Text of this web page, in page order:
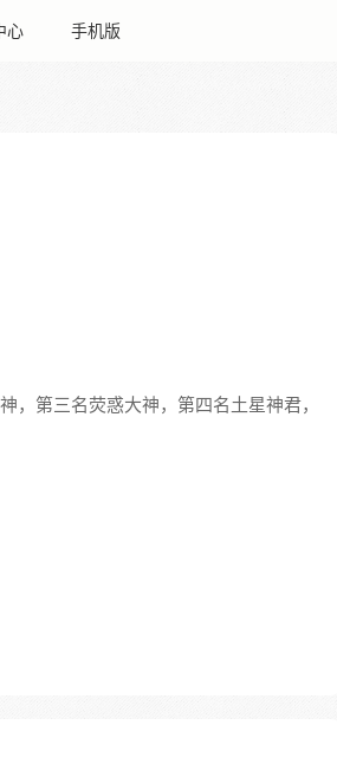
心 手机版
，第三名荧惑大神，第四名土星神君，